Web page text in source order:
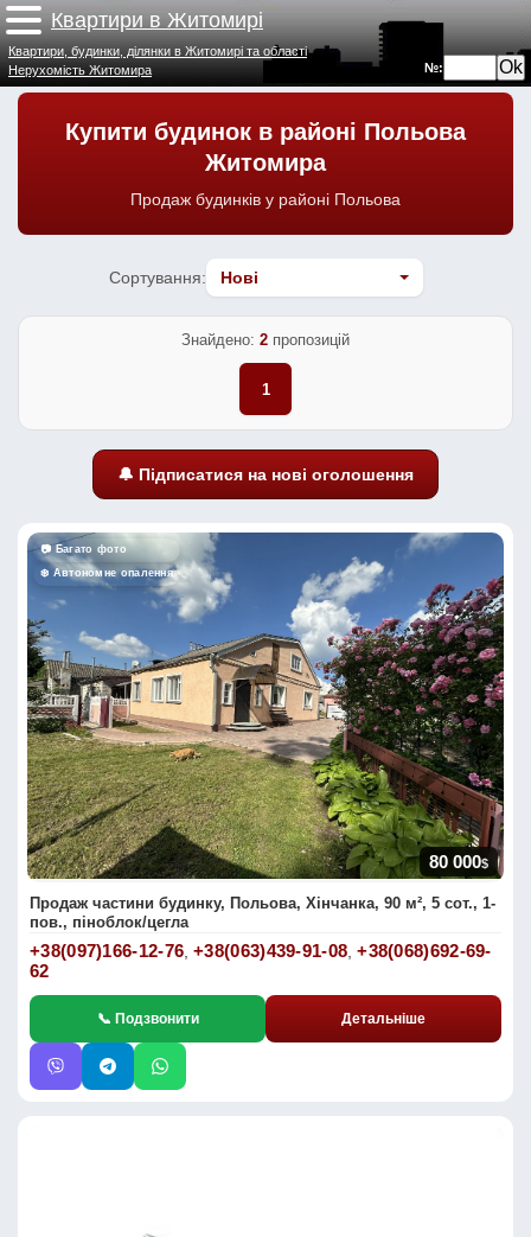
Квартири в Житомирі
№:
Квартири, будинки, ділянки в Житомирі та області
Нерухомість Житомира
Купити будинок в районі Польова
Житомира
Продаж будинків у районі Польова
Сортування:
Знайдено: 2 пропозицій
1
🔔 Підписатися на нові оголошення
📷 Багато фото
❄️ Автономне опалення
80 000$
Продаж частини будинку, Польова, Хінчанка, 90 м², 5 сот., 1-
пов., піноблок/цегла
+38(097)166-12-76 ,+38(063)439-91-08 ,+38(068)692-69-
62
📞 Подзвонити Детальніше